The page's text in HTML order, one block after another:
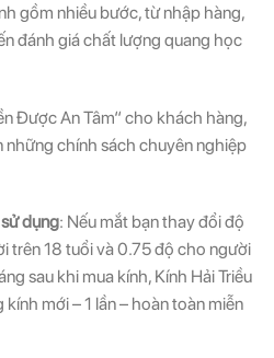
gồm nhiều bước, từ nhập hàng,
đánh giá chất lượng quang học
Được An Tâm“ cho khách hàng,
những chính sách chuyên nghiệp
dụng: Nếu mắt bạn thay đổi độ
trên 18 tuổi và 0.75 độ cho người
sau khi mua kính, Kính Hải Triều
mới – 1 lần – hoàn toàn miễn